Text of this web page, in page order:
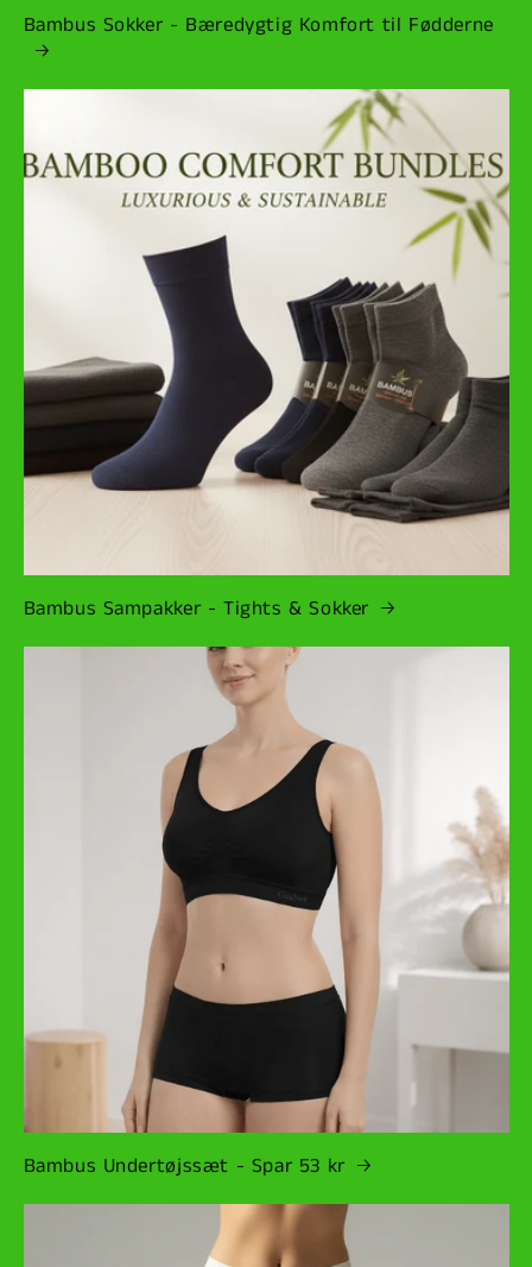
Bambus Sokker - Bæredygtig Komfort til Fødderne
Bambus Sampakker - Tights & Sokker
Bambus Undertøjssæt - Spar 53 kr